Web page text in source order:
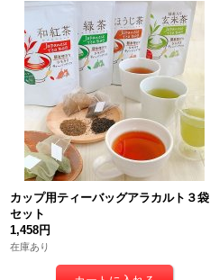
カップ用ティーバッグアラカルト３袋
セット
1,458円
在庫あり